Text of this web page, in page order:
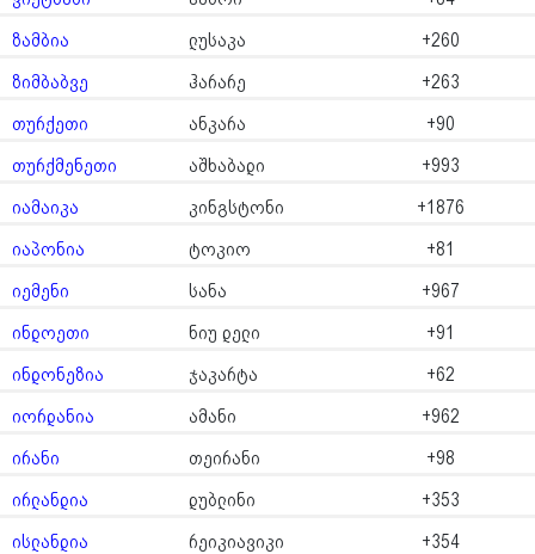
ზამბია
ლუსაკა
+260
ზიმბაბვე
ჰარარე
+263
თურქეთი
ანკარა
+90
თურქმენეთი
აშხაბადი
+993
იამაიკა
კინგსტონი
+1876
იაპონია
ტოკიო
+81
იემენი
სანა
+967
ინდოეთი
ნიუ დელი
+91
ინდონეზია
ჯაკარტა
+62
იორდანია
ამანი
+962
ირანი
თეირანი
+98
ირლანდია
დუბლინი
+353
ისლანდია
რეიკიავიკი
+354